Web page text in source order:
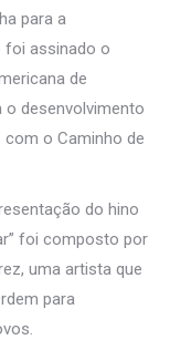
para a
foi assinado o
de
o desenvolvimento
o Caminho de
do hino
foi composto por
uma artista que
para